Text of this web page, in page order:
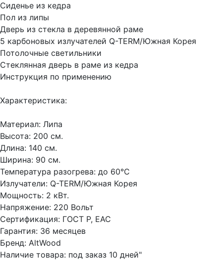
Сиденье из кедра
Пол из липы
Дверь из стекла в деревянной раме
5 карбоновых излучателей Q-TERM/Южная Корея
Потолочные светильники
Стеклянная дверь в раме из кедра
Инструкция по применению
Характеристика:
Материал: Липа
Высота: 200 см.
Длина: 140 см.
Ширина: 90 см.
Температура разогрева: до 60°С
Излучатели: Q-TERM/Южная Корея
Мощность: 2 кВт.
Напряжение: 220 Вольт
Сертификация: ГОСТ Р, EAC
Гарантия: 36 месяцев
Бренд: AltWood
Наличие товара: под заказ 10 дней"